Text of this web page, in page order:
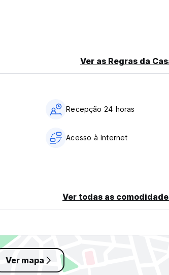
Ver as Regras da
Recepção 24 horas
Acesso à Internet
Ver todas as
Ver mapa